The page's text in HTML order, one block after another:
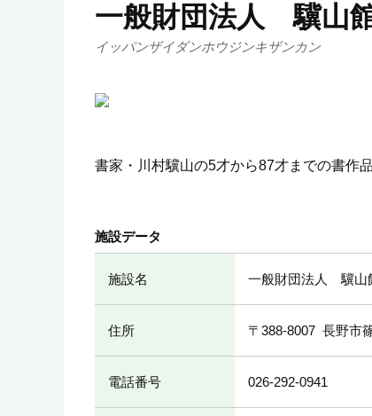
一般財団法人 驥山
イッパンザイダンホウジンキザンカン
書家・川村驥山の5才から87才までの書作
施設データ
施設名 一般財団法人 驥山
住所 〒388-8007 長野市
電話番号 026-292-0941